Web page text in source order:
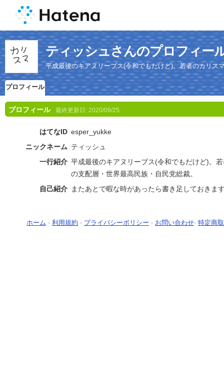
ティッシュさんのプロフィー
平成最後のキアヌリーブス(令和でもだけど)。若者のカリス
プロフィール
プロフィール 最終更新日: 2020/09/25
はてなID esper_yukke
ニックネーム ティッシュ
一行紹介 平成最後のキアヌリーブス(令和でもだけど)。
の支配層・世界最高民族・自民党総裁。
自己紹介 またあとで暇な時があったら書き足しておきま
ホーム - 利用規約 - プライバシーポリシー - お問い合わせ- 特定商